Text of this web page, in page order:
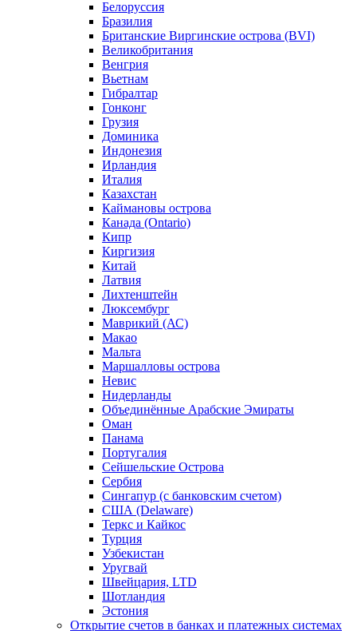
Белоруссия
Бразилия
Британские Виргинские острова (BVI)
Великобритания
Венгрия
Вьетнам
Гибралтар
Гонконг
Грузия
Доминика
Индонезия
Ирландия
Италия
Казахстан
Каймановы острова
Канада (Ontario)
Кипр
Киргизия
Китай
Латвия
Лихтенштейн
Люксембург
Маврикий (АС)
Макао
Мальта
Маршалловы острова
Нeвис
Нидерланды
Объединённые Арабские Эмираты
Оман
Панама
Португалия
Сейшельские Острова
Сербия
Сингапур (c банковским счетом)
США (Delaware)
Теркс и Кайкос
Турция
Узбекистан
Уругвай
Швейцария, LTD
Шотландия
Эстония
Открытие счетов в банках и платежных системах